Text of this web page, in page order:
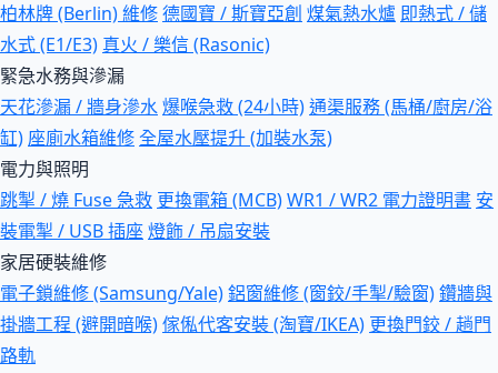
柏林牌 (Berlin) 維修德國寶 / 斯寶亞創 煤氣熱水爐 即熱式 / 儲
水式 (E1/E3) 真火 / 樂信 (Rasonic)
緊急水務與滲漏
天花滲漏 / 牆身滲水爆喉急救 (24小時)通渠服務 (馬桶/廚房/浴
缸) 座廁水箱維修全屋水壓提升 (加裝水泵)
電力與照明
跳掣 / 燒 Fuse 急救 更換電箱 (MCB)WR1 / WR2 電力證明書 安
裝電掣 / USB 插座燈飾 / 吊扇安裝
家居硬裝維修
電子鎖維修 (Samsung/Yale)鋁窗維修 (窗鉸/手掣/驗窗)鑽牆與
掛牆工程 (避開暗喉)傢俬代客安裝 (淘寶/IKEA) 更換門鉸 / 趟門
路軌